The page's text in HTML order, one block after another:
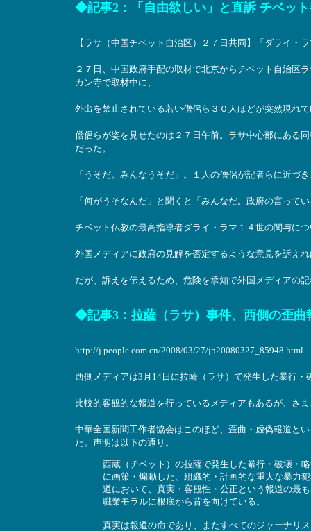
◆記事2： 「自由欲しい」と直訴 チベッ
【ラサ（中国チベット自治区）２７日共同】「ダライ・
２７日、中国政府手配の取材で北京からチベット自治区
カン寺で取材中に、
外出を禁止されている若い僧侶ら３０人ほどが突然現れ
僧侶らが姿を見せたのは２７日午前。ラサ中心部にある
だった。
「うそだ。みんなうそだ」。１人の僧侶が記者らに近づ
「何がうそなんだ」と聞くと「みんなだ。政府の言って
チベット仏教の最高指導者ダライ・ラマ１４世の関与に
外国メディアに政府の見解を否定するような意見を訴え
だが、訴えを伝えるため、危険を承知で外国メディアの
◆記事3：拉薩（ラサ）事件、西側の歪
http://j.people.com.cn/2008/03/27/jp20080327_85948.html
西側メディアは3月14日に拉薩（ラサ）で発生した暴行
比較的客観的な報道を行っているメディアもあるが、さ
中華全国新聞工作者協会はこのほど、歪曲・虚偽報道と
た。声明は以下の通り。
西蔵（チベット）の拉薩で発生した暴行・破壊・
に画策・煽動した、組織的・計画的な重大な暴力
道において、真実・客観性・公正という報道の最
職業モラルに根底から背を向けている。
真実は報道の命であり、またすべてのジャーナリ